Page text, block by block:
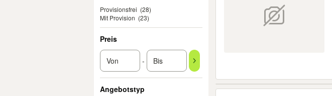
Provisionsfrei (28)
Mit Provision (23)
Preis
-
Angebotstyp